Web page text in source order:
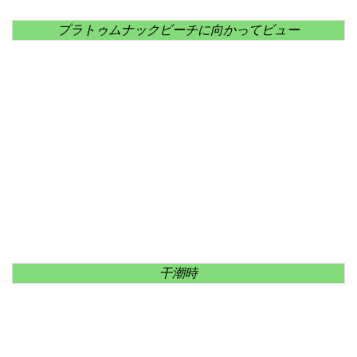
プラトゥムナックビーチに向かってビュー
干潮時